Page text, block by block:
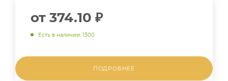
от 374.10 ₽
Есть в наличии: 1300
ПОДРОБНЕЕ